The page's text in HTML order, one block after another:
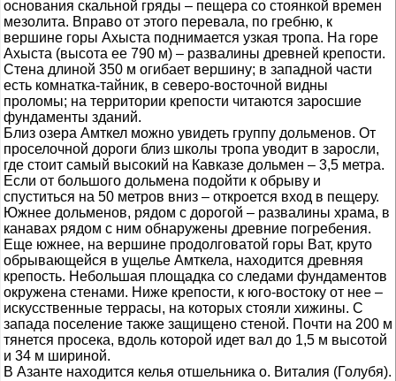
основания скальной гряды – пещера со стоянкой времен
мезолита. Вправо от этого перевала, по гребню, к
вершине горы Ахыста поднимается узкая тропа. На горе
Ахыста (высота ее 790 м) – развалины древней крепости.
Стена длиной 350 м огибает вершину; в западной части
есть комнатка-тайник, в северо-восточной видны
проломы; на территории крепости читаются заросшие
фундаменты зданий.
Близ озера Амткел можно увидеть группу дольменов. От
проселочной дороги близ школы тропа уводит в заросли,
где стоит самый высокий на Кавказе дольмен – 3,5 метра.
Если от большого дольмена подойти к обрыву и
спуститься на 50 метров вниз – откроется вход в пещеру.
Южнее дольменов, рядом с дорогой – развалины храма, в
канавах рядом с ним обнаружены древние погребения.
Еще южнее, на вершине продолговатой горы Ват, круто
обрывающейся в ущелье Амткела, находится древняя
крепость. Небольшая площадка со следами фундаментов
окружена стенами. Ниже крепости, к юго-востоку от нее –
искусственные террасы, на которых стояли хижины. С
запада поселение также защищено стеной. Почти на 200 м
тянется просека, вдоль которой идет вал до 1,5 м высотой
и 34 м шириной.
В Азанте находится келья отшельника о. Виталия (Голубя).